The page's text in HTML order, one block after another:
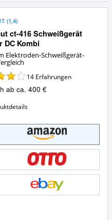
ct-416 Schweißgerät
DC Kombi
(1,4)
Elektroden-Schweißgerät-
14 Erfahrungen
ab ca. 400 €